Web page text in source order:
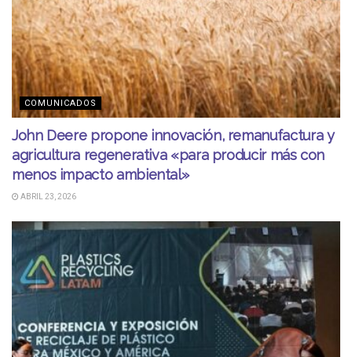
COMUNICADOS
John Deere propone innovación, remanufactura y
agricultura regenerativa «para producir más con
menos impacto ambiental»
ABRIL 23, 2026